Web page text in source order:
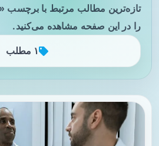
تازه‌ترین مطالب مرتبط با برچسب
را در این صفحه مشاهده می‌کنید.
۱ مطلب